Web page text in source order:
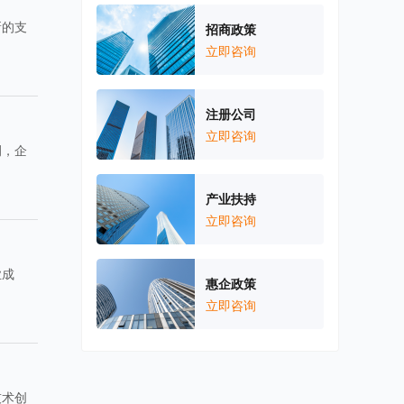
支
企
创
招商政策
立即咨询
注册公司
立即咨询
产业扶持
立即咨询
惠企政策
立即咨询